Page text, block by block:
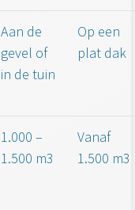
Aan de
gevel of
in de tuin
Op een
plat dak
1.000 –
1.500 m3
Vanaf
1.500 m3